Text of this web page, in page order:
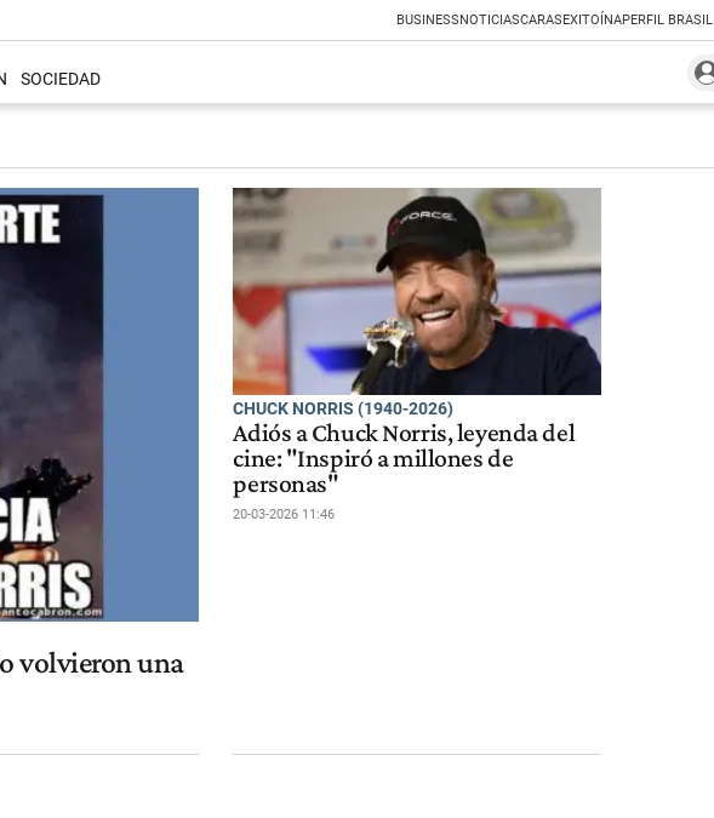
BUSINESSNOTICIASCARASEXITOÍNAPERFIL BRASIL
SOCIEDAD
volvieron una
CHUCK NORRIS (1940-2026)
Adiós a Chuck Norris, leyenda del
cine: "Inspiró a millones de
personas"
20-03-2026 11:46